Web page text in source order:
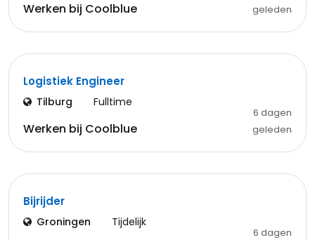
Werken bij Coolblue
geleden
Logistiek Engineer
Tilburg Fulltime
Werken bij Coolblue
6 dagen
geleden
Bijrijder
Groningen Tijdelijk
6 dagen